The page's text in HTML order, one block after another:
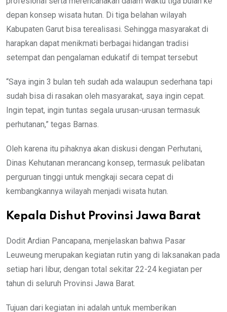
depan konsep wisata hutan. Di tiga belahan wilayah
Kabupaten Garut bisa terealisasi. Sehingga masyarakat di
harapkan dapat menikmati berbagai hidangan tradisi
setempat dan pengalaman edukatif di tempat tersebut
“Saya ingin 3 bulan teh sudah ada walaupun sederhana tapi
sudah bisa di rasakan oleh masyarakat, saya ingin cepat.
Ingin tepat, ingin tuntas segala urusan-urusan termasuk
perhutanan,” tegas Barnas.
Oleh karena itu pihaknya akan diskusi dengan Perhutani,
Dinas Kehutanan merancang konsep, termasuk pelibatan
perguruan tinggi untuk mengkaji secara cepat di
kembangkannya wilayah menjadi wisata hutan.
Kepala Dishut Provinsi Jawa Barat
Dodit Ardian Pancapana, menjelaskan bahwa Pasar
Leuweung merupakan kegiatan rutin yang di laksanakan pada
setiap hari libur, dengan total sekitar 22-24 kegiatan per
tahun di seluruh Provinsi Jawa Barat.
Tujuan dari kegiatan ini adalah untuk memberikan